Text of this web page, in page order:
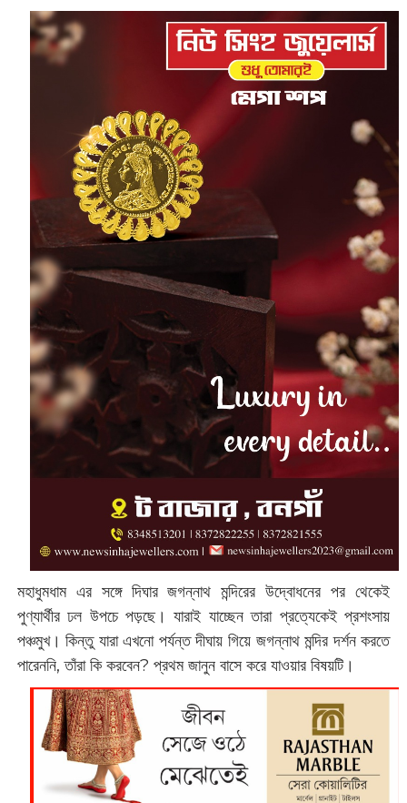
মহাধুমধাম এর সঙ্গে দিঘার জগন্নাথ মন্দিরের উদ্বোধনের পর থেকেই
পুণ্যার্থীর ঢল উপচে পড়ছে। যারাই যাচ্ছেন তারা প্রত্যেকেই প্রশংসায়
পঞ্চমুখ। কিন্তু যারা এখনো পর্যন্ত দীঘায় গিয়ে জগন্নাথ মন্দির দর্শন করতে
পারেননি, তাঁরা কি করবেন? প্রথম ‌জানুন বাসে করে যাওয়ার বিষয়টি।